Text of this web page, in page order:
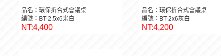
品名：環保折合式會議桌
編號：BT-2.5x6米白
NT:4,400
品名：環保折合式會議桌
編號：BT-2x6灰白
NT:4,200